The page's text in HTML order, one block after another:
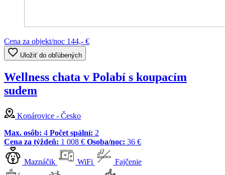
Cena za objekt/noc 144,- €
Uložiť do obľúbených
Wellness chata v Polabí s koupacím
sudem
Konárovice - Česko
Max. osôb: 4 Počet spální: 2
Cena za týždeň: 1 008 € Osoba/noc: 36 €
Maznáčik WiFi Fajčenie